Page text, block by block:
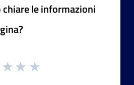
chiare le informazioni